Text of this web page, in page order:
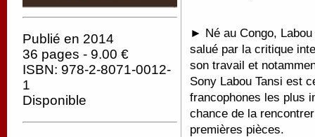
Publié en 2014
36 pages - 9.00 €
ISBN: 978-2-8071-0012-
1
Disponible
► Né au Congo,
salué par la critique
son travail et
Sony Labou Tansi est
francophones les plus
chance de la
premières pièces.